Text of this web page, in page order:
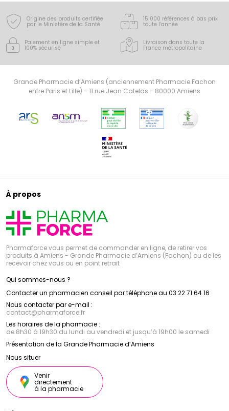
Origine des produits certifiée
par le Ministère de la Santé
15 000 références à bas prix
toute l’année
Paiement en ligne simple et
100% sécurisé
Livraison dans toute la
France métropolitaine
Grande Pharmacie d’Amiens (anciennement Pharmacie Fachon
entre Paris et Lille) - 11 rue Jean Catelas - 80000 Amiens
À propos
Pharmaforce vous permet de commander en ligne, de retirer vos
produits à Amiens - Grande Pharmacie d’Amiens (Fachon) ou de les
recevoir chez vous ou en point retrait
Qui sommes-nous ?
Contacter un pharmacien conseil par téléphone au 03 22 71 64 16
Nous contacter par e-mail :
contact@pharmaforce.fr
Les horaires de la pharmacie :
de 8h30 à 19h30 du lundi au vendredi et jusqu’à 19h00 le samedi
Présentation de la Grande Pharmacie d’Amiens
Nous situer
Venir
directement
à la pharmacie